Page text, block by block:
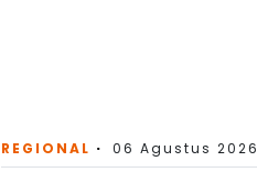
REGIONAL 06 Agustus